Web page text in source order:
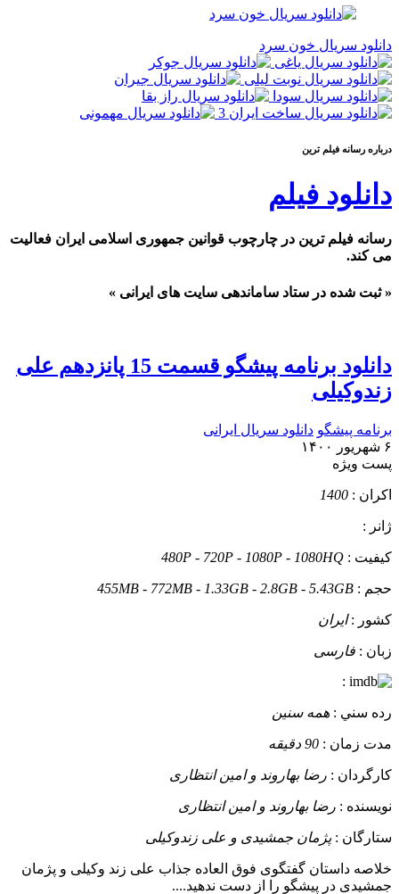
دانلود سریال خون سرد
درباره رسانه فيلم ترين
دانلود فیلم
رسانه فیلم ترین در چارچوب قوانین جمهوری اسلامی ایران فعالیت
می کند.
« ثبت شده در ستاد ساماندهی سایت های ایرانی »
دانلود برنامه پیشگو قسمت 15 پانزدهم علی
زندوکیلی
برنامه پیشگو دانلود سریال ایرانی
۶ شهریور ۱۴۰۰
پست ويژه
اکران : 1400
ژانر :
کيفيت : 480P - 720P - 1080P - 1080HQ
حجم : 455MB - 772MB - 1.33GB - 2.8GB - 5.43GB
کشور :ایران
زبان : فارسی
:
رده سني : همه سنین
مدت زمان : 90 دقیقه
کارگردان : رضا بهاروند و امين انتظاری
نويسنده : رضا بهاروند و امين انتظاری
ستارگان :پژمان جمشیدی و علی زندوکیلی
خلاصه داستان گفتگوی فوق العاده جذاب علی زند وکیلی و پژمان
جمشیدی در پیشگو را از دست ندهید....